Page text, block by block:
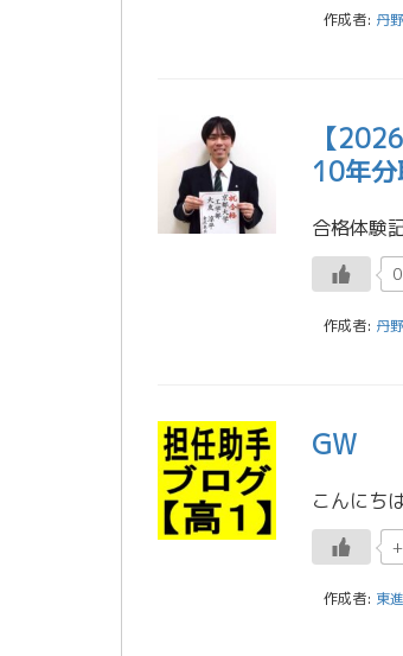
作成者: 丹
【
10年
0
作成者: 丹
GW
作成者: 東